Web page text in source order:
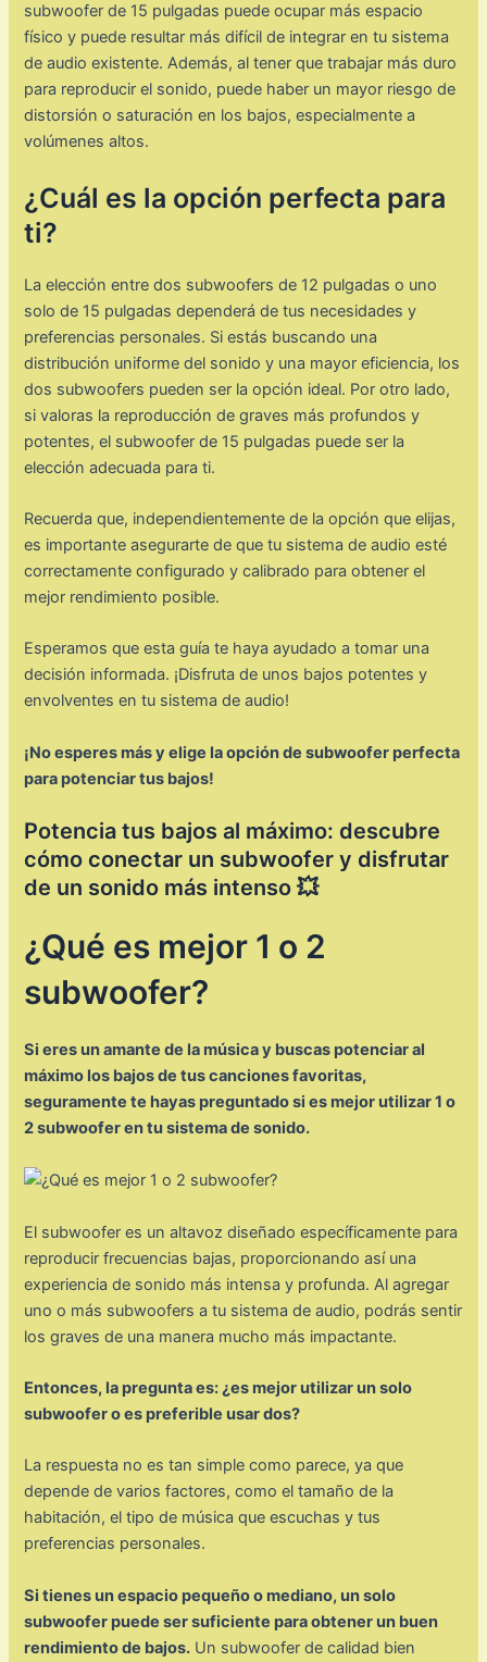
subwoofer de 15 pulgadas puede ocupar más espacio
físico y puede resultar más difícil de integrar en tu sistema
de audio existente. Además, al tener que trabajar más duro
para reproducir el sonido, puede haber un mayor riesgo de
distorsión o saturación en los bajos, especialmente a
volúmenes altos.
¿Cuál es la opción perfecta para
ti?
La elección entre dos subwoofers de 12 pulgadas o uno
solo de 15 pulgadas dependerá de tus necesidades y
preferencias personales. Si estás buscando una
distribución uniforme del sonido y una mayor eficiencia, los
dos subwoofers pueden ser la opción ideal. Por otro lado,
si valoras la reproducción de graves más profundos y
potentes, el subwoofer de 15 pulgadas puede ser la
elección adecuada para ti.
Recuerda que, independientemente de la opción que elijas,
es importante asegurarte de que tu sistema de audio esté
correctamente configurado y calibrado para obtener el
mejor rendimiento posible.
Esperamos que esta guía te haya ayudado a tomar una
decisión informada. ¡Disfruta de unos bajos potentes y
envolventes en tu sistema de audio!
¡No esperes más y elige la opción de subwoofer perfecta
para potenciar tus bajos!
Potencia tus bajos al máximo: descubre
cómo conectar un subwoofer y disfrutar
de un sonido más intenso 💥
¿Qué es mejor 1 o 2
subwoofer?
Si eres un amante de la música y buscas potenciar al
máximo los bajos de tus canciones favoritas,
seguramente te hayas preguntado si es mejor utilizar 1 o
2 subwoofer en tu sistema de sonido.
El subwoofer es un altavoz diseñado específicamente para
reproducir frecuencias bajas, proporcionando así una
experiencia de sonido más intensa y profunda. Al agregar
uno o más subwoofers a tu sistema de audio, podrás sentir
los graves de una manera mucho más impactante.
Entonces, la pregunta es: ¿es mejor utilizar un solo
subwoofer o es preferible usar dos?
La respuesta no es tan simple como parece, ya que
depende de varios factores, como el tamaño de la
habitación, el tipo de música que escuchas y tus
preferencias personales.
Si tienes un espacio pequeño o mediano, un solo
subwoofer puede ser suficiente para obtener un buen
rendimiento de bajos. Un subwoofer de calidad bien